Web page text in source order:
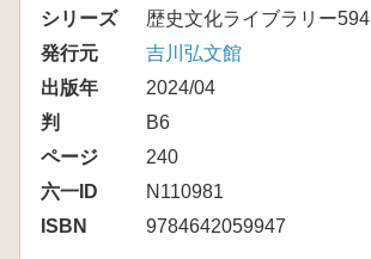
シリーズ
歴史文化ライブラリー594
発行元
吉川弘文館
出版年
2024/04
判
B6
ページ
240
六一ID
N110981
ISBN
9784642059947